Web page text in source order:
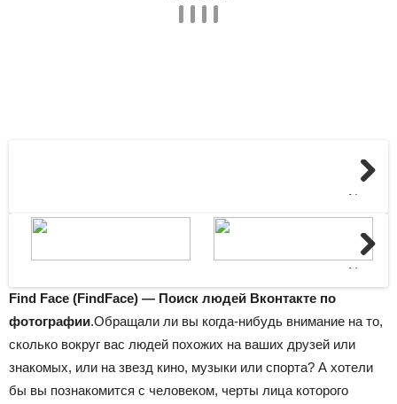
Next
Next
Find Face (FindFace) — Поиск людей Вконтакте по
фотографии.Обращали ли вы когда-нибудь внимание на то,
сколько вокруг вас людей похожих на ваших друзей или
знакомых, или на звезд кино, музыки или спорта? А хотели
бы вы познакомится с человеком, черты лица которого